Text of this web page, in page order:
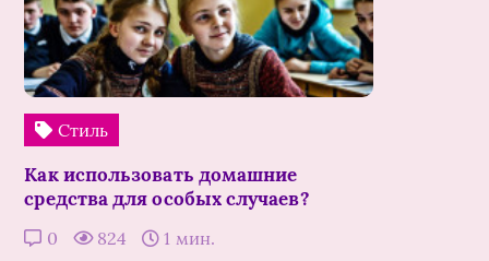
Стиль
Как использовать домашние
средства для особых случаев?
0 824 1 мин.